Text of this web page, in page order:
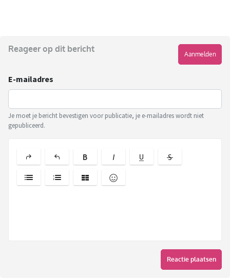
Reageer op dit bericht
Aanmelden
E-mailadres
Je moet je bericht bevestigen voor publicatie, je e-mailadres wordt niet
gepubliceerd.
Reactie plaatsen